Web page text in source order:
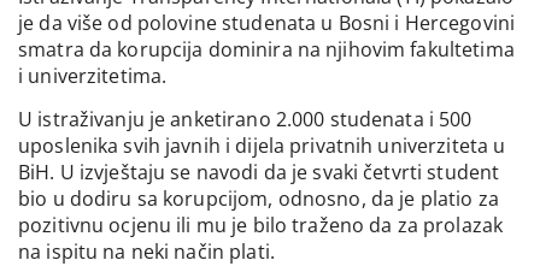
je da više od polovine studenata u Bosni i Hercegovini
smatra da korupcija dominira na njihovim fakultetima
i univerzitetima.
U istraživanju je anketirano 2.000 studenata i 500
uposlenika svih javnih i dijela privatnih univerziteta u
BiH. U izvještaju se navodi da je svaki četvrti student
bio u dodiru sa korupcijom, odnosno, da je platio za
pozitivnu ocjenu ili mu je bilo traženo da za prolazak
na ispitu na neki način plati.